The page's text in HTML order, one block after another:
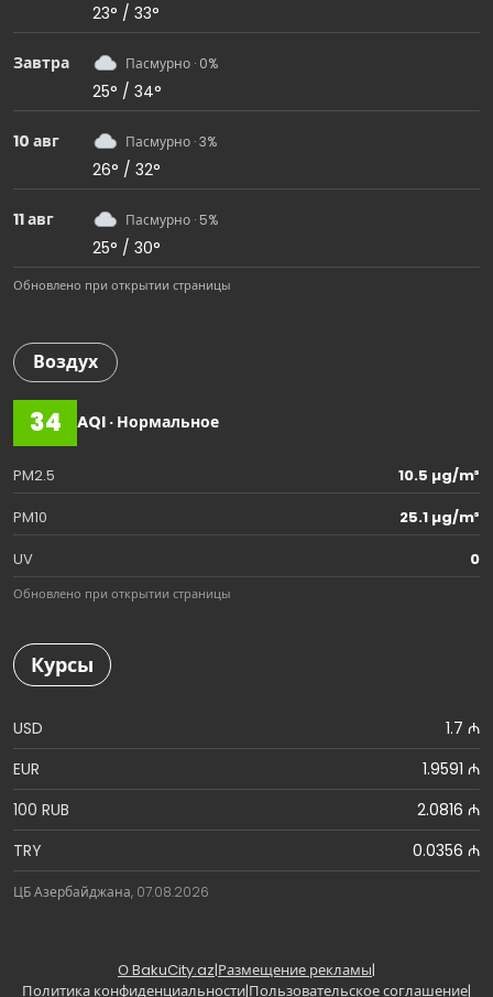
23° / 33°
Завтра Пасмурно · 0%
25° / 34°
10 авг Пасмурно · 3%
26° / 32°
11 авг Пасмурно · 5%
25° / 30°
Обновлено при открытии страницы
Воздух
34 AQI · Нормальное
PM2.5
10.5 µg/m³
PM10
25.1 µg/m³
UV
0
Обновлено при открытии страницы
Курсы
USD
1.7 ₼
EUR
1.9591 ₼
100 RUB
2.0816 ₼
TRY
0.0356 ₼
ЦБ Азербайджана, 07.08.2026
О BakuCity.az|Размещение рекламы|
Политика конфиденциальности|Пользовательское соглашение|